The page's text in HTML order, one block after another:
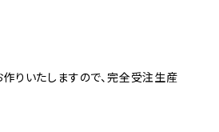
りいたしますので、完全受注生産